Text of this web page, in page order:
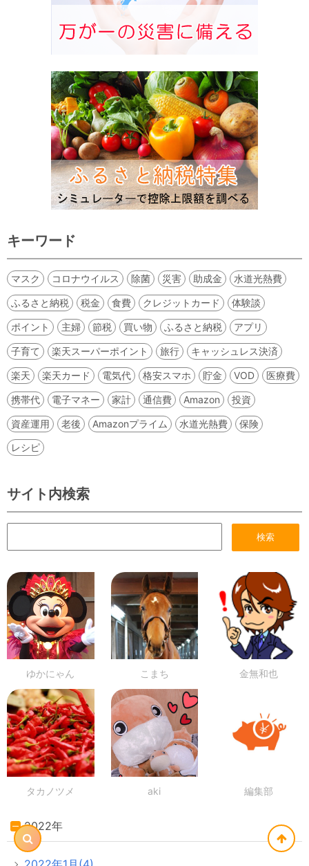
キーワード
マスク コロナウイルス 除菌 災害 助成金 水道光熱費
ふるさと納税 税金 食費 クレジットカード 体験談
ポイント 主婦 節税 買い物 ふるさと納税 アプリ
子育て 楽天スーパーポイント 旅行 キャッシュレス決済
楽天 楽天カード 電気代 格安スマホ 貯金 VOD 医療費
携帯代 電子マネー 家計 通信費 Amazon 投資
資産運用 老後 Amazonプライム 水道光熱費
保険
レシピ
サイト内検索
ゆかにゃん こまち 金無和也
タカノツメ aki 編集部
2022年